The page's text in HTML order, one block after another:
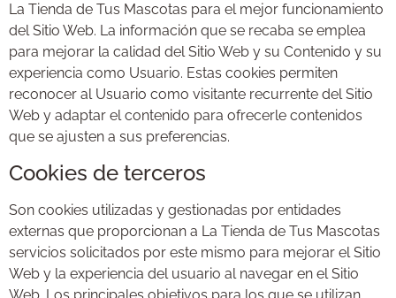
La Tienda de Tus Mascotas para el mejor funcionamiento
del Sitio Web. La información que se recaba se emplea
para mejorar la calidad del Sitio Web y su Contenido y su
experiencia como Usuario. Estas cookies permiten
reconocer al Usuario como visitante recurrente del Sitio
Web y adaptar el contenido para ofrecerle contenidos
que se ajusten a sus preferencias.
Cookies de terceros
Son cookies utilizadas y gestionadas por entidades
externas que proporcionan a La Tienda de Tus Mascotas
servicios solicitados por este mismo para mejorar el Sitio
Web y la experiencia del usuario al navegar en el Sitio
Web. Los principales objetivos para los que se utilizan